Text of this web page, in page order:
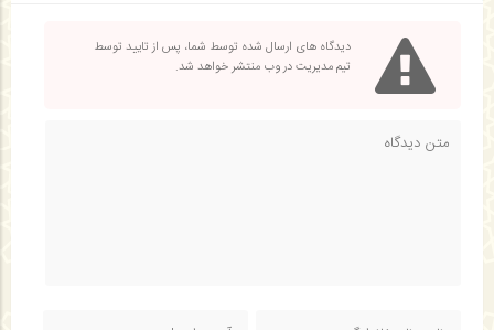
دیدگاه های ارسال شده توسط شما، پس از تایید توسط
تیم مدیریت در وب منتشر خواهد شد.